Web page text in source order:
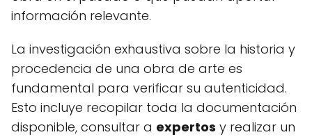
información relevante.
La investigación exhaustiva sobre la historia y
procedencia de una obra de arte es
fundamental para verificar su autenticidad.
Esto incluye recopilar toda la documentación
disponible, consultar a expertos y realizar un